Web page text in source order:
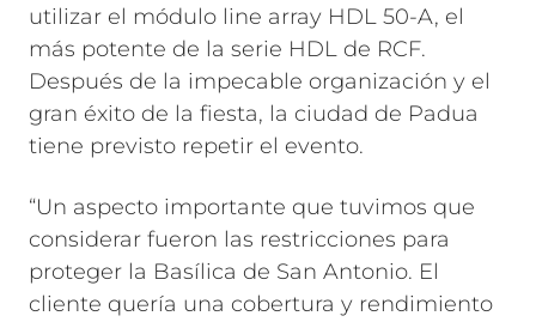
utilizar el módulo line array HDL 50-A, el
más potente de la serie HDL de RCF.
Después de la impecable organización y el
gran éxito de la fiesta, la ciudad de Padua
tiene previsto repetir el evento.
“Un aspecto importante que tuvimos que
considerar fueron las restricciones para
proteger la Basílica de San Antonio. El
cliente quería una cobertura y rendimiento